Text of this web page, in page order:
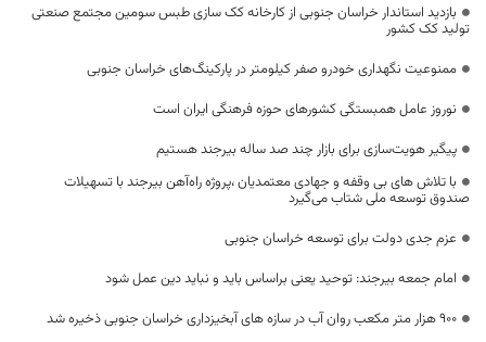
بازدید استاندار خراسان جنوبی از کارخانه کک سازی طبس سومین مجتمع صنعتی
تولید کک کشور
ممنوعیت نگهداری خودرو صفر کیلومتر در پارکینگ‌های خراسان جنوبی
نوروز عامل همبستگی کشورهای حوزه فرهنگی ایران است
پیگیر هویت‌سازی برای بازار چند صد ساله بیرجند هستیم
با تلاش های بی وقفه و جهادی معتمدیان ،پروژه راه‌آهن بیرجند با تسهیلات
صندوق توسعه ملی شتاب می‌گیرد
عزم جدی دولت برای توسعه خراسان جنوبی
امام جمعه بیرجند: توحید یعنی براساس باید و نباید دین عمل شود
۹۰۰ هزار متر مکعب روان آب در سازه های آبخیزداری خراسان جنوبی ذخیره شد